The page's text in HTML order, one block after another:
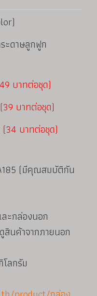
ะดาษลูกฟูก
บาทต่อชุด)
(39 บาทต่อชุด)
(34 บาทต่อชุด)
(มีคุณสมบัติกัน
ละกล่องนอก
สินค้าจากภายนอก
ลกรัม